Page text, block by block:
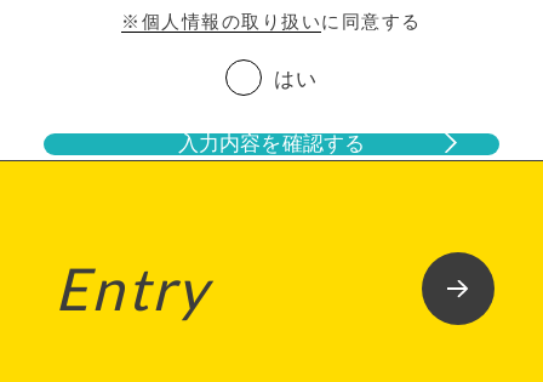
※個人情報の取り扱いに同意する
はい
入力内容を確認する
Entry